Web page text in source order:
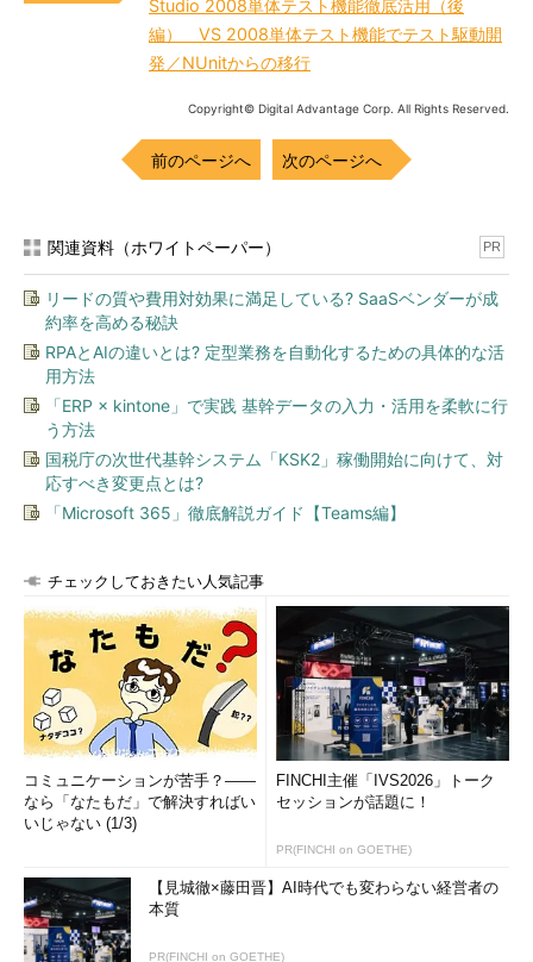
Studio 2008単体テスト機能徹底活用（後
編） VS 2008単体テスト機能でテスト駆動開
発／NUnitからの移行
Copyright© Digital Advantage Corp. All Rights Reserved.
前のページへ 次のページへ
関連資料（ホワイトペーパー） PR
リードの質や費用対効果に満足している? SaaSベンダーが成
約率を高める秘訣
RPAとAIの違いとは? 定型業務を自動化するための具体的な活
用方法
「ERP × kintone」で実践 基幹データの入力・活用を柔軟に行
う方法
国税庁の次世代基幹システム「KSK2」稼働開始に向けて、対
応すべき変更点とは?
「Microsoft 365」徹底解説ガイド【Teams編】
チェックしておきたい人気記事
コミュニケーションが苦手？――
なら「なたもだ」で解決すればい
いじゃない (1/3)
FINCHI主催「IVS2026」トーク
セッションが話題に！
PR(FINCHI on GOETHE)
【見城徹×藤田晋】AI時代でも変わらない経営者の
本質
PR(FINCHI on GOETHE)